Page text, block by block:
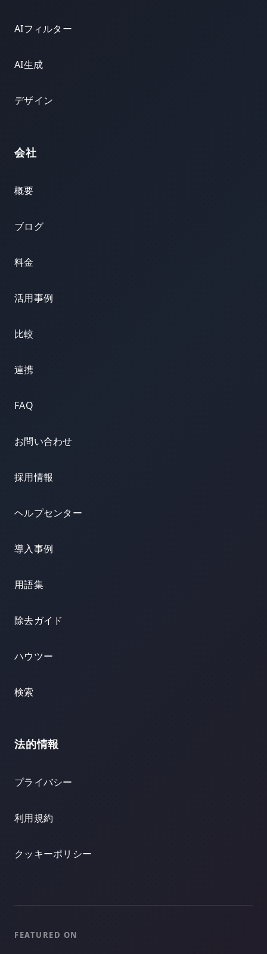
AIフィルター
AI生成
デザイン
会社
概要
ブログ
料金
活用事例
比較
連携
FAQ
お問い合わせ
採用情報
ヘルプセンター
導入事例
用語集
除去ガイド
ハウツー
検索
法的情報
プライバシー
利用規約
クッキーポリシー
FEATURED ON